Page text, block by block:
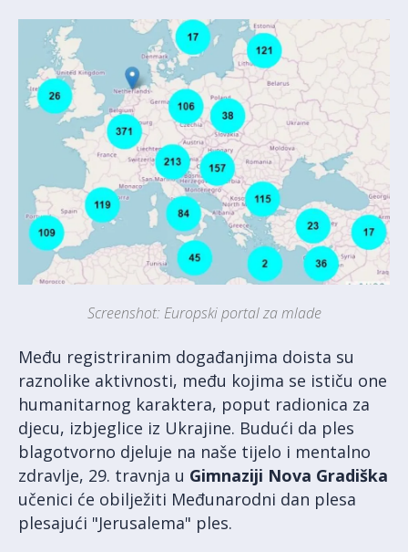
Screenshot: Europski portal za mlade
Među registriranim događanjima doista su
raznolike aktivnosti, među kojima se ističu one
humanitarnog karaktera, poput radionica za
djecu, izbjeglice iz Ukrajine. Budući da ples
blagotvorno djeluje na naše tijelo i mentalno
zdravlje, 29. travnja u Gimnaziji Nova Gradiška
učenici će obilježiti Međunarodni dan plesa
plesajući "Jerusalema" ples.